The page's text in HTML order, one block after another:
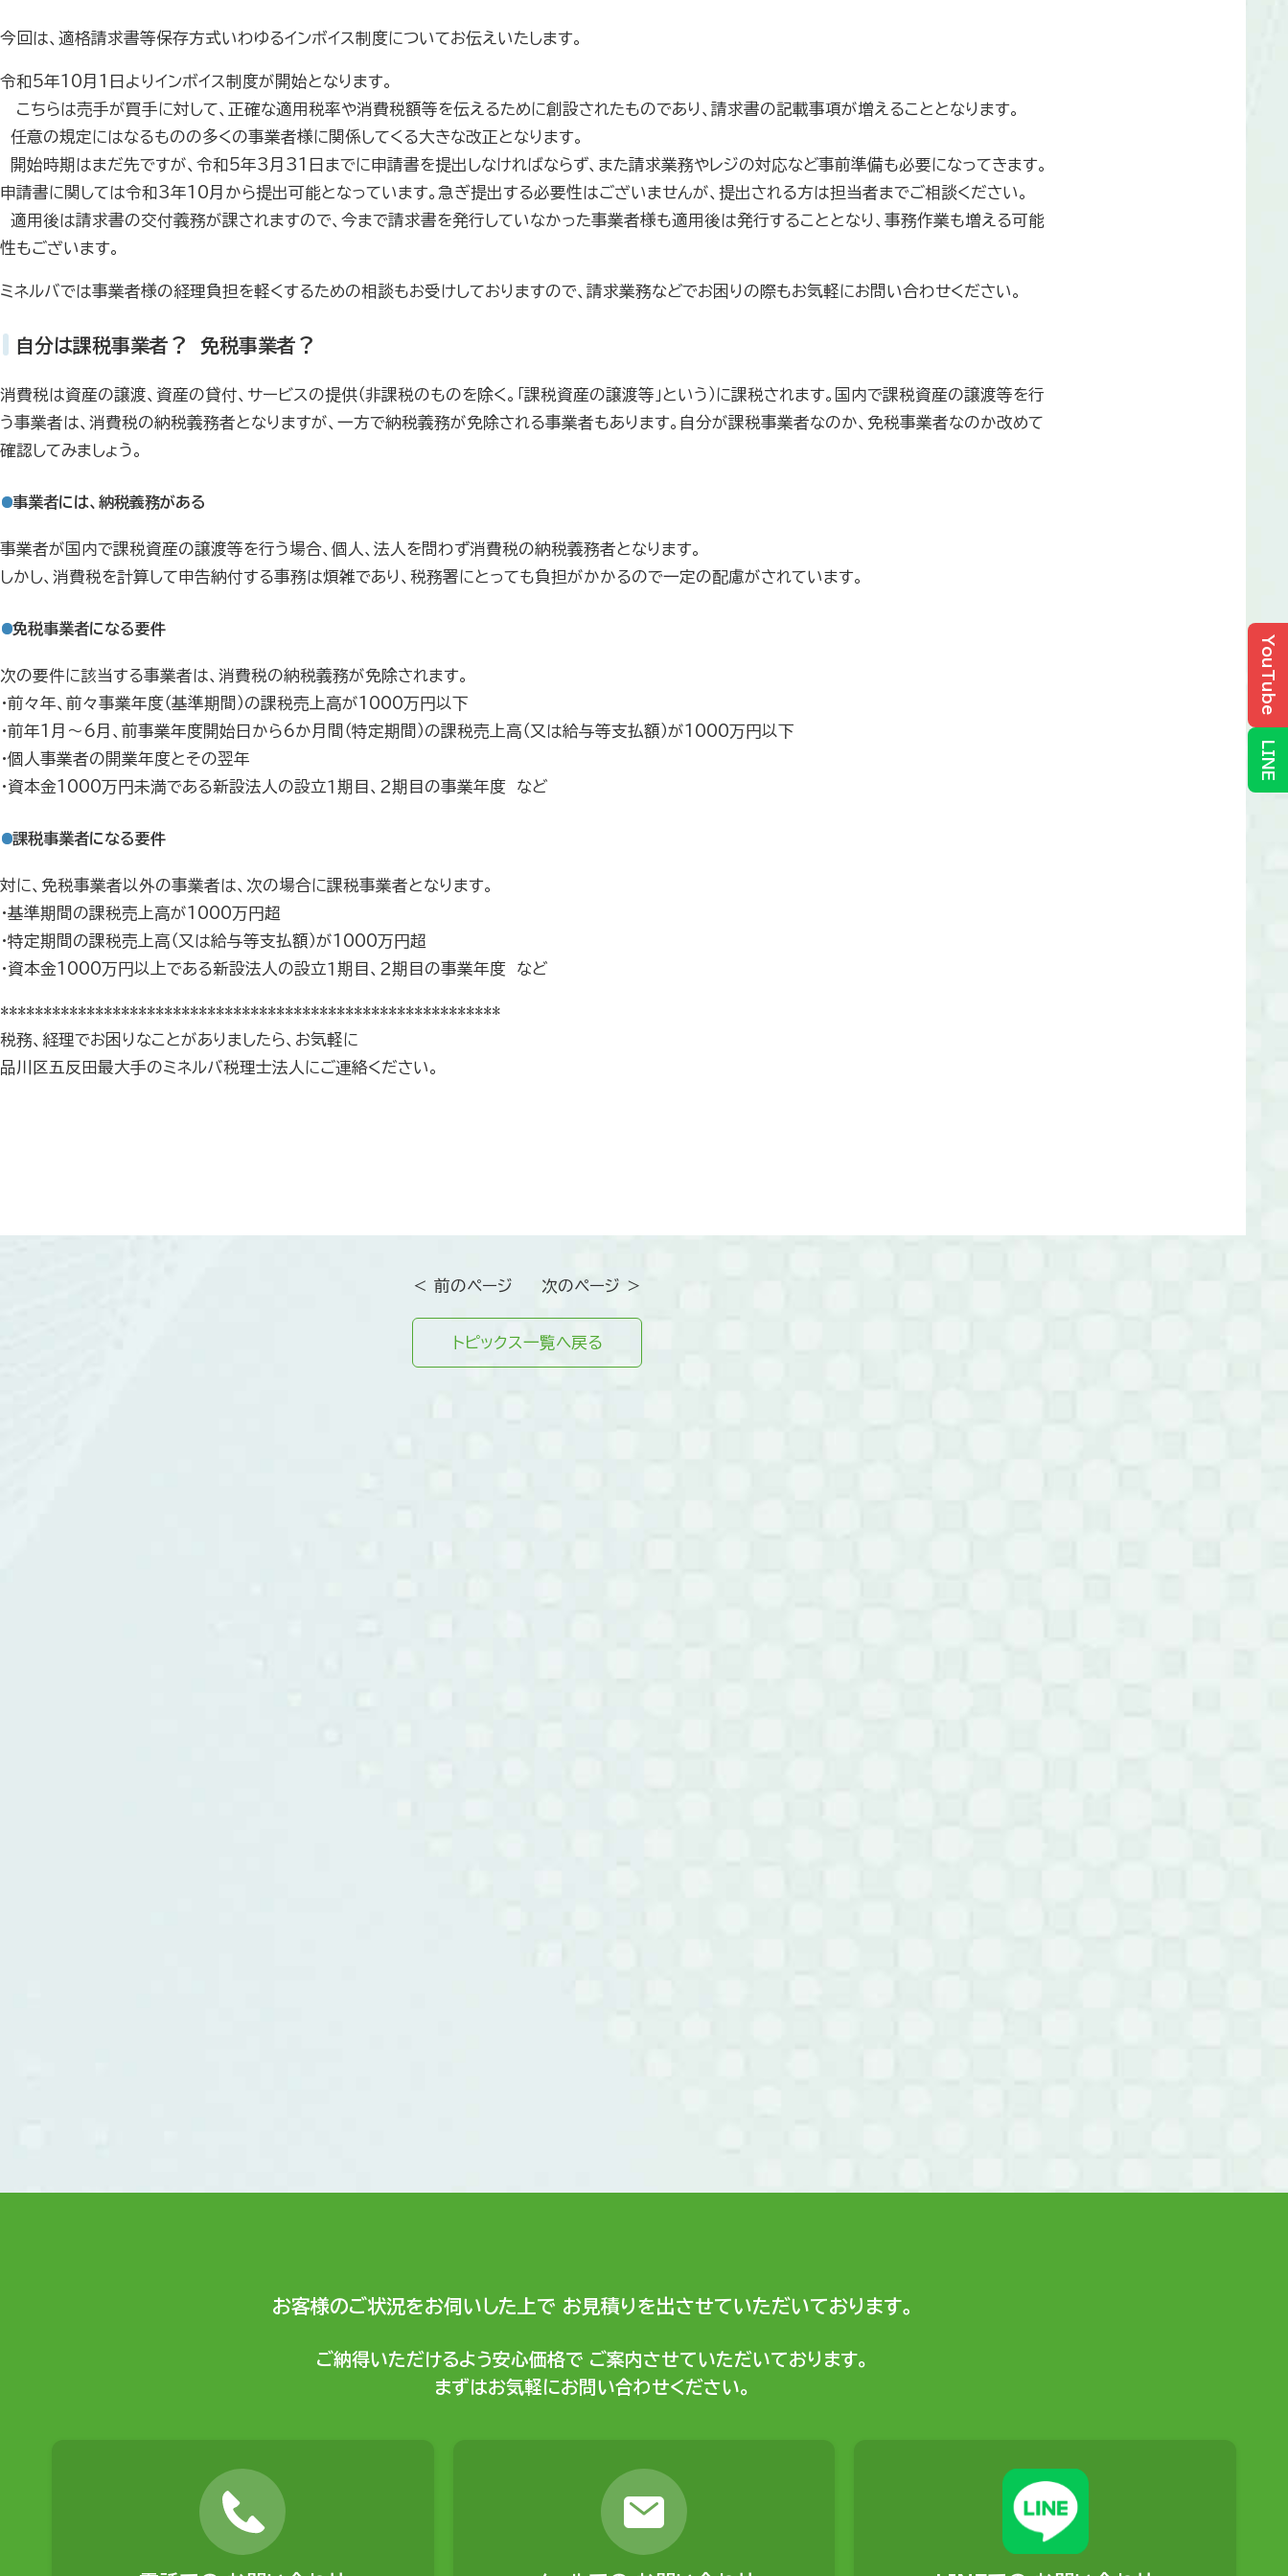
今回は、適格請求書等保存方式いわゆるインボイス制度についてお伝えいたします。
令和5年10月 1 日よりインボイス制度が開始となります。
こちらは売手が買手に対して、正確な適用税率や消費税額等を伝えるために創設されたものであり、請求書の記載事項が増えることとなります。
任意の規定にはなるものの多くの事業者様に関係してくる大きな改正となります。
開始時期はまだ先ですが、令和5年3 月 31 日までに申請書を提出しなければならず、また請求業務やレジの対応など事前準備も必要になってきます。
申請書に関しては令和3年10月から提出可能となっています。急ぎ提出する必要性はございませんが、提出される方は担当者までご相談ください。
適用後は請求書の交付義務が課されますので、今まで請求書を発行していなかった事業者様も適用後は発行することとなり、事務作業も増える可能
性もございます。
ミネルバでは事業者様の経理負担を軽くするための相談もお受けしておりますので、請求業務などでお困りの際もお気軽にお問い合わせください。
自分は課税事業者？ 免税事業者？
消費税は資産の譲渡、資産の貸付、サービスの提供（非課税のものを除く。「課税資産の譲渡等」という）に課税されます。国内で課税資産の譲渡等を行
う事業者は、消費税の納税義務者となりますが、一方で納税義務が免除される事業者もあります。自分が課税事業者なのか、免税事業者なのか改めて
確認してみましょう。
事業者には、納税義務がある
事業者が国内で課税資産の譲渡等を行う場合、個人、法人を問わず消費税の納税義務者となります。
しかし、消費税を計算して申告納付する事務は煩雑であり、税務署にとっても負担がかかるので一定の配慮がされています。
免税事業者になる要件
次の要件に該当する事業者は、消費税の納税義務が免除されます。
・前々年、前々事業年度（基準期間）の課税売上高が1000万円以下
・前年1月～6月、前事業年度開始日から6か月間（特定期間）の課税売上高（又は給与等支払額）が1000万円以下
・個人事業者の開業年度とその翌年
・資本金1000万円未満である新設法人の設立１期目、２期目の事業年度 など
課税事業者になる要件
対に、免税事業者以外の事業者は、次の場合に課税事業者となります。
・基準期間の課税売上高が1000万円超
・特定期間の課税売上高（又は給与等支払額）が1000万円超
・資本金1000万円以上である新設法人の設立１期目、２期目の事業年度 など
**********************************************************
税務、経理でお困りなことがありましたら、お気軽に
品川区五反田最大手のミネルバ税理士法人にご連絡ください。
＜ 前のページ 次のページ ＞
トピックス一覧へ戻る
お客様のご状況をお伺いした上で お見積りを出させていただいております。
ご納得いただけるよう安心価格で ご案内させていただいております。
まずはお気軽にお問い合わせください。
YouTube
LINE